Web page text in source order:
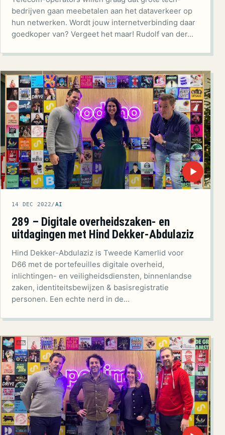
bedrijven gaan meebetalen aan het dataverkeer op
hun netwerken. Wordt jouw internetverbinding daar
goedkoper van? Vergeet het maar! Rudolf van der…
▶
14 DEC 2022/AI
289 – Digitale overheidszaken- en
uitdagingen met Hind Dekker-Abdulaziz
Hind Dekker-Abdulaziz is Tweede Kamerlid voor
D66 met de portefeuilles digitale overheid,
inlichtingen- en veiligheidsdiensten, binnenlandse
zaken, identiteitsbewijzen & basisregistratie
personen. Een echte nerd in de…